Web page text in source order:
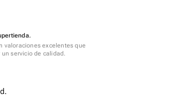
valoraciones excelentes que
servicio de calidad.